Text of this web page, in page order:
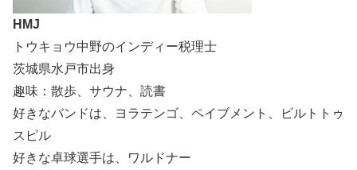
HMJ
トウキョウ中野のインディー税理士
茨城県水戸市出身
趣味：散歩、サウナ、読書
好きなバンドは、ヨラテンゴ、ペイブメント、ビルトトゥ
スピル
好きな卓球選手は、ワルドナー